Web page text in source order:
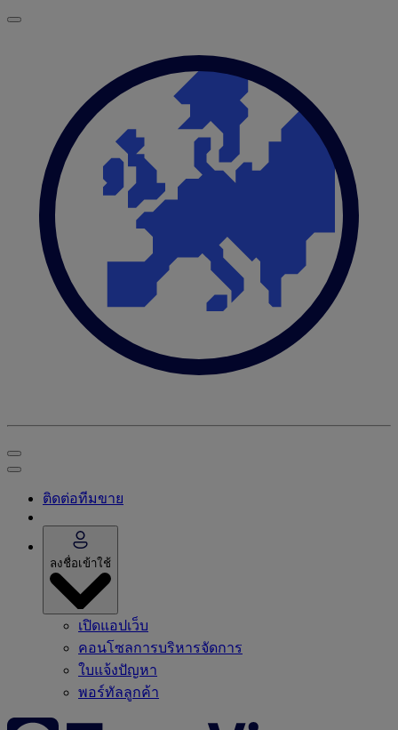
ติดต่อทีมขาย
ลงชื่อเข้าใช้
เปิดแอปเว็บ
คอนโซลการบริหารจัดการ
ใบแจ้งปัญหา
พอร์ทัลลูกค้า